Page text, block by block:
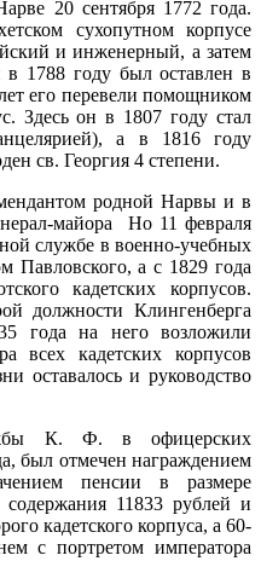
20 сентября 1772 года.
сухопутном корпусе
и инженерный, а затем
1788 году был оставлен в
его перевели помощником
Здесь он в 1807 году стал
а в 1816 году
св. Георгия 4 степени.
родной Нарвы и в
майора Но 11 февраля
службе в военно-учебных
Павловского, а с 1829 года
кадетских корпусов.
должности Клингенберга
года на него возложили
всех кадетских корпусов
оставалось и руководство
К. Ф. в офицерских
был отмечен награждением
пенсии в размере
содержания 11833 рублей и
кадетского корпуса, а 60-
с портретом императора